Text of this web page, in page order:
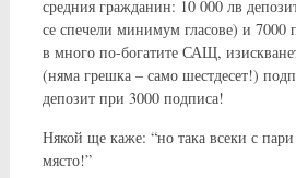
средния гражданин: 10 000 лв
се спечели минимум гласове) и 7000
в много по-богатите САЩ,
(няма грешка – само шестдесет!)
депозит при 3000 подписа!
Някой ще каже: “но така всеки с
място!”